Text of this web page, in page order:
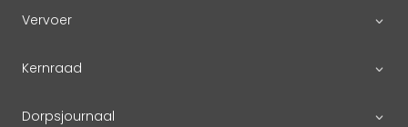
Vervoer
Kernraad
Dorpsjournaal